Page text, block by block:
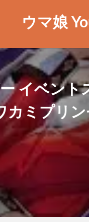
ウマ娘
イベント
カミプリ